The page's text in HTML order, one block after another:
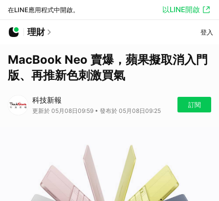
在LINE應用程式中開啟。 以LINE開啟
理財 登入
MacBook Neo 賣爆，蘋果擬取消入門
版、再推新色刺激買氣
科技新報
更新於 05月08日09:59 • 發布於 05月08日09:25
訂閱